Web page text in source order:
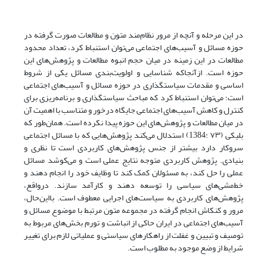
در این مرحله و آنچه از مرور نظام‌‌مند متون و مطالعات صورت گرفته در
حوزه مسائل و آسیب‌های اجتماعی می‌‌توان استنباط کرد، تعداد محدود
مطالعات در این زمینه در میان حجم انبوه مطالعات و پژوهش‌‌های این
حوزه است. ازآنجا‌که شناسایی و اولویت‌‌بندی مسائل یکی از شروط
اساسی و مقدمات سیاستگذاری در حوزه مسائل و آسیب‌های اجتماعی
است؛ می‌‌توان استنباط کرد که مباحث سیاستگذاری و برنامه‌‌ریزی برای
کنترل و کاهش آسیب‌های اجتماعی جایگاه درخور و متناسب با اهمیت آن
در میان مطالعات و پژوهش‌‌های این حوزه پیدا نکرده‌‌ است. همان‌‌طور که
بلیکی (۷۳ :1384) استدلال می‌‌کند پژوهش‌‌هایی که با مسائل اجتماعی
سروکار دارد بیشتر از جنس پژوهش‌‌های کاربردی است تا نظری و
بنیادی. پژوهش کاربردی متوجه نتایج عملی است و می‌‌کوشد مسائل
عملی را حل کند، به مسئولان کمک کند تا وظایف خود را انجام دهند و
خط‌‌مشی‌‌های سیاسی را توسعه دهند و کارآمد سازند. در‌واقع،
پژوهش‌‌های کاربردی به سیاست‌‌های اجرایی معطوف است. با‌این‌حال،
مرور و کنکاش انجام گرفته در مجموعه متون مرتبط با موضوع مسائل و
آسیب‌های اجتماعی در ایران حاکی از انباشت و تورم بخش‌‌های مربوط به
توصیف و تبیین و غفلت از راهکارهای سیاستی و عملیاتی لازم برای تغییر
شرایط از وضع موجود به مطلوب است.